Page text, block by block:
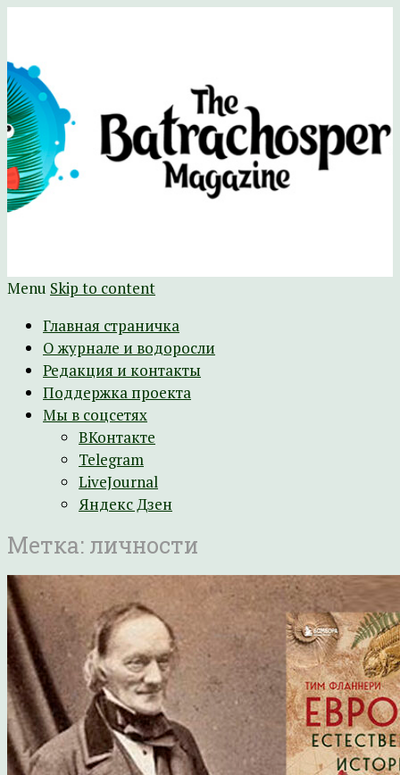
The Batrachospermum Magazine
Батрахоспермум (официальный сайт)
Menu Skip to content
Главная страничка
О журнале и водоросли
Редакция и контакты
Поддержка проекта
Мы в соцсетях
ВКонтакте
Telegram
LiveJournal
Яндекс Дзен
Метка: личности